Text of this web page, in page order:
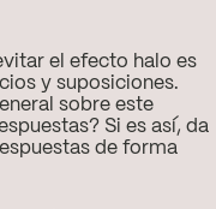
el efecto halo es
y suposiciones.
sobre este
Si es así, da
de forma